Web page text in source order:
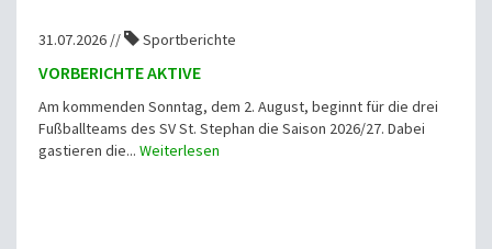
31.07.2026 // Sportberichte
VORBERICHTE AKTIVE
Am kommenden Sonntag, dem 2. August, beginnt für die drei
Fußballteams des SV St. Stephan die Saison 2026/27. Dabei
gastieren die... Weiterlesen